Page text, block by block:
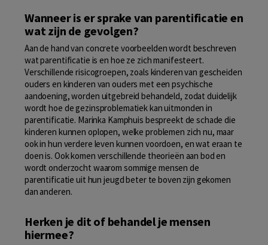
Wanneer is er sprake van parentificatie en
wat zijn de gevolgen?
Aan de hand van concrete voorbeelden wordt beschreven
wat parentificatie is en hoe ze zich manifesteert.
Verschillende risicogroepen, zoals kinderen van gescheiden
ouders en kinderen van ouders met een psychische
aandoening, worden uitgebreid behandeld, zodat duidelijk
wordt hoe de gezinsproblematiek kan uitmonden in
parentificatie. Marinka Kamphuis bespreekt de schade die
kinderen kunnen oplopen, welke problemen zich nu, maar
ook in hun verdere leven kunnen voordoen, en wat eraan te
doen is. Ook komen verschillende theorieën aan bod en
wordt onderzocht waarom sommige mensen de
parentificatie uit hun jeugd beter te boven zijn gekomen
dan anderen.
Herken je dit of behandel je mensen
hiermee?